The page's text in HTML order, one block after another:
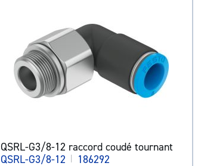
QSRL-G3/8-12 raccord coudé tournant
QSRL-G3/8-12 | 186292